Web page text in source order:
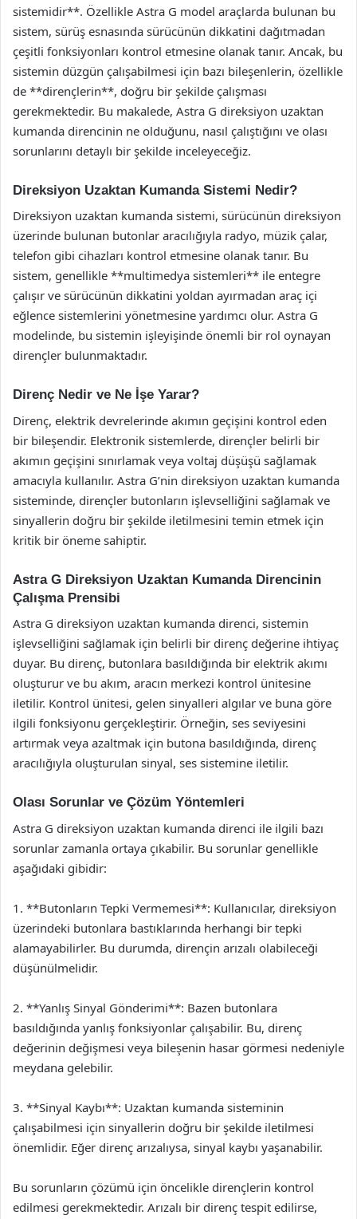
sistemidir**. Özellikle Astra G model araçlarda bulunan bu
sistem, sürüş esnasında sürücünün dikkatini dağıtmadan
çeşitli fonksiyonları kontrol etmesine olanak tanır. Ancak, bu
sistemin düzgün çalışabilmesi için bazı bileşenlerin, özellikle
de **dirençlerin**, doğru bir şekilde çalışması
gerekmektedir. Bu makalede, Astra G direksiyon uzaktan
kumanda direncinin ne olduğunu, nasıl çalıştığını ve olası
sorunlarını detaylı bir şekilde inceleyeceğiz.
Direksiyon Uzaktan Kumanda Sistemi Nedir?
Direksiyon uzaktan kumanda sistemi, sürücünün direksiyon
üzerinde bulunan butonlar aracılığıyla radyo, müzik çalar,
telefon gibi cihazları kontrol etmesine olanak tanır. Bu
sistem, genellikle **multimedya sistemleri** ile entegre
çalışır ve sürücünün dikkatini yoldan ayırmadan araç içi
eğlence sistemlerini yönetmesine yardımcı olur. Astra G
modelinde, bu sistemin işleyişinde önemli bir rol oynayan
dirençler bulunmaktadır.
Direnç Nedir ve Ne İşe Yarar?
Direnç, elektrik devrelerinde akımın geçişini kontrol eden
bir bileşendir. Elektronik sistemlerde, dirençler belirli bir
akımın geçişini sınırlamak veya voltaj düşüşü sağlamak
amacıyla kullanılır. Astra G’nin direksiyon uzaktan kumanda
sisteminde, dirençler butonların işlevselliğini sağlamak ve
sinyallerin doğru bir şekilde iletilmesini temin etmek için
kritik bir öneme sahiptir.
Astra G Direksiyon Uzaktan Kumanda Direncinin
Çalışma Prensibi
Astra G direksiyon uzaktan kumanda direnci, sistemin
işlevselliğini sağlamak için belirli bir direnç değerine ihtiyaç
duyar. Bu direnç, butonlara basıldığında bir elektrik akımı
oluşturur ve bu akım, aracın merkezi kontrol ünitesine
iletilir. Kontrol ünitesi, gelen sinyalleri algılar ve buna göre
ilgili fonksiyonu gerçekleştirir. Örneğin, ses seviyesini
artırmak veya azaltmak için butona basıldığında, direnç
aracılığıyla oluşturulan sinyal, ses sistemine iletilir.
Olası Sorunlar ve Çözüm Yöntemleri
Astra G direksiyon uzaktan kumanda direnci ile ilgili bazı
sorunlar zamanla ortaya çıkabilir. Bu sorunlar genellikle
aşağıdaki gibidir:
1. **Butonların Tepki Vermemesi**: Kullanıcılar, direksiyon
üzerindeki butonlara bastıklarında herhangi bir tepki
alamayabilirler. Bu durumda, dirençin arızalı olabileceği
düşünülmelidir.
2. **Yanlış Sinyal Gönderimi**: Bazen butonlara
basıldığında yanlış fonksiyonlar çalışabilir. Bu, direnç
değerinin değişmesi veya bileşenin hasar görmesi nedeniyle
meydana gelebilir.
3. **Sinyal Kaybı**: Uzaktan kumanda sisteminin
çalışabilmesi için sinyallerin doğru bir şekilde iletilmesi
önemlidir. Eğer direnç arızalıysa, sinyal kaybı yaşanabilir.
Bu sorunların çözümü için öncelikle dirençlerin kontrol
edilmesi gerekmektedir. Arızalı bir direnç tespit edilirse,